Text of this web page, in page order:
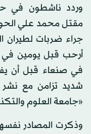
وردد ناشطون في
مقتل محمد علي
جراء ضربات لطيران
أرحب قبل يومين
في صنعاء قبل أن
شديد تزامن مع
«جامعة العلوم
وذكرت المصادر